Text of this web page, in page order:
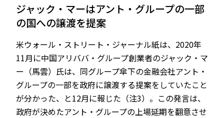
ジャック・マーはアント・グループの一部
の国への譲渡を提案
米ウォール・ストリート・ジャーナル紙は、2020年
11月に中国アリババ・グループ創業者のジャック・マ
ー（馬雲）氏は、同グループ傘下の金融会社アント・
グループの一部を政府に譲渡する提案をしていたこと
が分かった、と12月に報じた（注3）。この発言は、
政府が決めたアント・グループの上場延期を翻意させ